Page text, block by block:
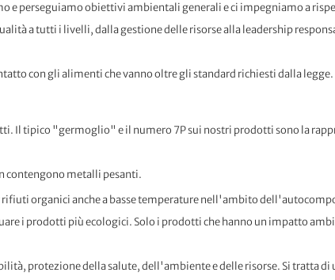
e perseguiamo obiettivi ambientali generali e ci impegniamo a
a tutti i livelli, dalla gestione delle risorse alla leadership
con gli alimenti che vanno oltre gli standard richiesti dalla legge.
Il tipico "germoglio" e il numero 7P sui nostri prodotti sono la
contengono metalli pesanti.
organici anche a basse temperature nell'ambito
i prodotti più ecologici. Solo i prodotti che hanno un impatto
protezione della salute, dell'ambiente e delle risorse. Si tratta